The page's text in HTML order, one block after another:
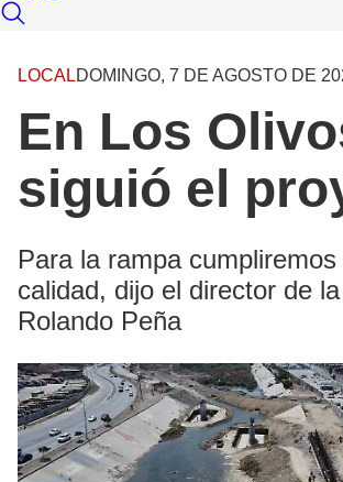
LOCALDOMINGO, 7 DE AGOSTO DE
En Los
siguió el
Para la rampa
calidad, dijo el director de
Rolando Peña